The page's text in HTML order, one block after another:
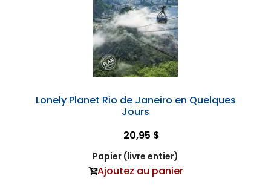
Lonely Planet Rio de Janeiro en Quelques
Jours
20,95 $
Papier (livre entier)
Ajoutez au panier